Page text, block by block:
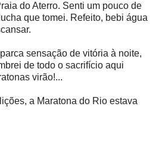
do Aterro. Senti um pouco de
que tomei. Refeito, bebi água
sensação de vitória à noite,
de todo o sacrifício aqui
virão!...
a Maratona do Rio estava